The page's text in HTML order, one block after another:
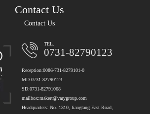
Contact Us
Contact Us
TEL.
0731-82790123
Reception:0086-731-8279101-0
MD:0731-82790123
SD:0731-82791068
mailbox:makert@varygroup.com
Headquarters: No. 1310, liangtang East Road,